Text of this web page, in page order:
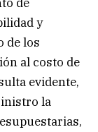
y
de los
al costo de
evidente,
la